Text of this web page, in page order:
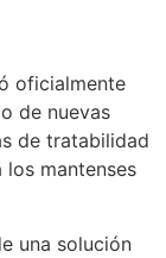
oficialmente
de nuevas
de tratabilidad
mantenses
una solución